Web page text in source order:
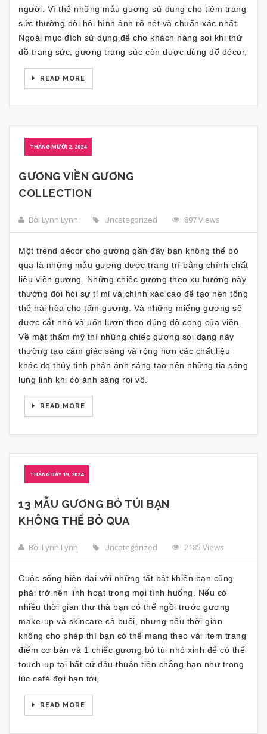
người. Vì thế những mẫu gương sử dụng cho tiệm trang
sức thường đòi hỏi hình ảnh rõ nét và chuẩn xác nhất.
Ngoài mục đích sử dụng để cho khách hàng soi khi thử
đồ trang sức, gương trang sức còn được dùng để décor,
READ MORE
THÁNG MƯỜI 2, 2024
GƯƠNG VIỀN GƯƠNG
COLLECTION
Bởi Lynn Lynn Uncategorized 897 Views
Một trend décor cho gương gần đây bạn không thể bỏ
qua là những mẫu gương được trang trí bằng chính chất
liệu viền gương. Những chiếc gương theo xu hướng này
thường đòi hỏi sự tỉ mỉ và chính xác cao để tạo nên tổng
thể hài hòa cho tấm gương. Và những miếng gương sẽ
được cắt nhỏ và uốn lượn theo đúng độ cong của viền.
Về mặt thẩm mỹ thì những chiếc gương soi dạng này
thường tạo cảm giác sáng và rộng hơn các chất liệu
khác do thủy tinh phản ánh sáng tạo nên những tia sáng
lung linh khi có ánh sáng rọi vô.
READ MORE
THÁNG BẢY 19, 2024
13 MẪU GƯƠNG BỎ TÚI BẠN
KHÔNG THỂ BỎ QUA
Bởi Lynn Lynn Uncategorized 2185 Views
Cuộc sống hiện đại với những tất bật khiến bạn cũng
phải trở nên linh hoạt trong mọi tình huống. Nếu có
nhiều thời gian thư thả bạn có thể ngồi trước gương
make-up và skincare cả buổi, nhưng nếu thời gian
không cho phép thì bạn có thể mang theo vài item trang
điểm cơ bản và 1 chiếc gương bỏ túi nhỏ xinh để có thể
touch-up tại bất cứ đâu thuận tiện chẳng hạn như trong
lúc café đợi bạn tới,
READ MORE